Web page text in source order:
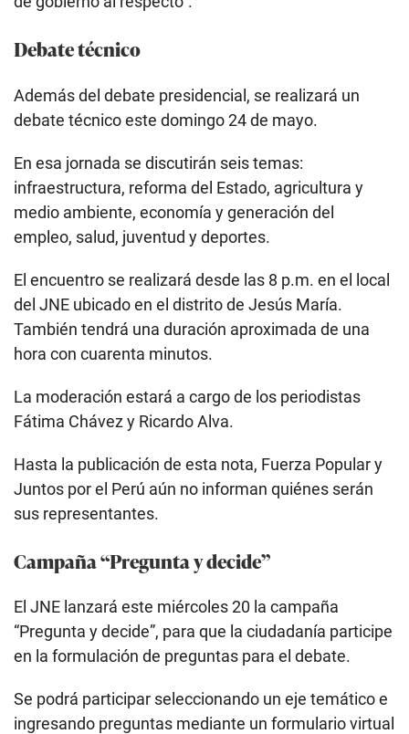
Debate técnico
Además del debate presidencial, se realizará un
debate técnico este domingo 24 de mayo.
En esa jornada se discutirán seis temas:
infraestructura, reforma del Estado, agricultura y
medio ambiente, economía y generación del
empleo, salud, juventud y deportes.
El encuentro se realizará desde las 8 p.m. en el local
del JNE ubicado en el distrito de Jesús María.
También tendrá una duración aproximada de una
hora con cuarenta minutos.
La moderación estará a cargo de los periodistas
Fátima Chávez y Ricardo Alva.
Hasta la publicación de esta nota, Fuerza Popular y
Juntos por el Perú aún no informan quiénes serán
sus representantes.
Campaña “Pregunta y decide”
El JNE lanzará este miércoles 20 la campaña
“Pregunta y decide”, para que la ciudadanía participe
en la formulación de preguntas para el debate.
Se podrá participar seleccionando un eje temático e
ingresando preguntas mediante un formulario virtual